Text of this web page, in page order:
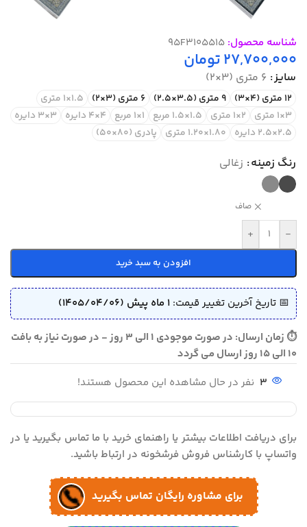
شناسه محصول: 95F3105515
27,700,000تومان
سایز 6 متری (3×2)
12 متری (4×3) 9 متری (3.5×2.5) 6 متری (3×2)
1.5×1 متری
3×1 متری
2×1 متری 1.5×1.5 مربع 1×1 مربع 4×4 دایره
3×3 دایره
2.5×2.5 دایره
1.80×1.20 متری پادری (80×50)
رنگ زمینه زغالی
صاف
-
+
افزودن به سبد خرید
📅 تاریخ آخرین تغییر قیمت: 1 ماه پیش (1405/04/06)
⏱ زمان ارسال: در صورت موجودی 1 الی 3 روز - در صورت نیاز به بافت
10 الی 15 روز ارسال می گردد
3 نفر در حال مشاهده این محصول هستند!
برای دریافت اطلاعات بیشتر یا راهنمای خرید با ما تماس بگیرید یا در
واتساپ با کارشناس فروش فرشخونه در ارتباط باشید.
برای مشاوره رایگان تماس بگیرید